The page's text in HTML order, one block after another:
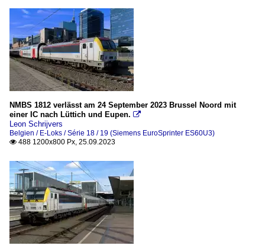
NMBS 1812 verlässt am 24 September 2023 Brussel Noord mit
einer IC nach Lüttich und Eupen. 
Leon Schrijvers
Belgien / E-Loks / Série 18 / 19 (Siemens EuroSprinter ES60U3)
 488 1200x800 Px, 25.09.2023